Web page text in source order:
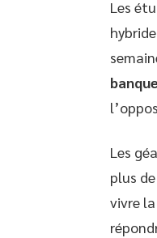
Les
Les
plus
vivre